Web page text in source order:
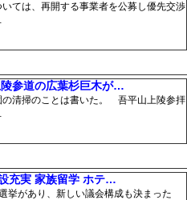
ては、再開する事業者を公募し優先交渉
参道の広葉杉巨木が…
清掃のことは書いた。 吾平山上陵参拝
充実 家族留学 ホテ…
挙があり、新しい議会構成も決まった